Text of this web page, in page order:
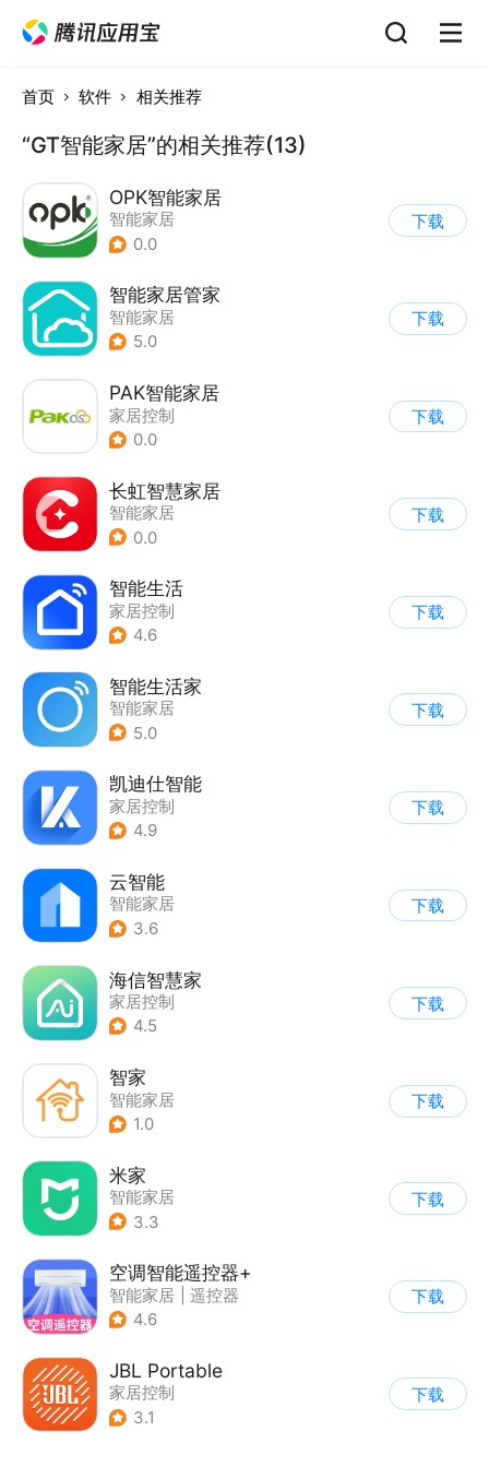
首页 软件 相关推荐
“GT智能家居”的相关推荐(13)
OPK智能家居
智能家居
0.0
下载
智能家居管家
智能家居
5.0
下载
PAK智能家居
家居控制
0.0
下载
长虹智慧家居
智能家居
0.0
下载
智能生活
家居控制
4.6
下载
智能生活家
智能家居
5.0
下载
凯迪仕智能
家居控制
4.9
下载
云智能
智能家居
3.6
下载
海信智慧家
家居控制
4.5
下载
智家
智能家居
1.0
下载
米家
智能家居
3.3
下载
空调智能遥控器+
智能家居
遥控器
4.6
下载
JBL Portable
家居控制
3.1
下载